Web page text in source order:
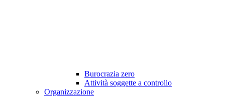
Burocrazia zero
Attività soggette a controllo
Organizzazione